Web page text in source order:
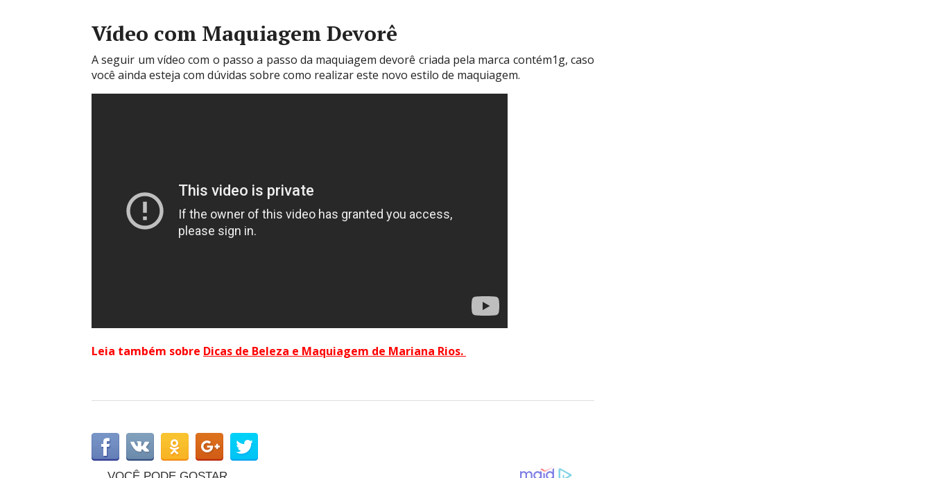
Vídeo com Maquiagem Devorê
A seguir um vídeo com o passo a passo da maquiagem devorê criada pela marca contém1g, caso
você ainda esteja com dúvidas sobre como realizar este novo estilo de maquiagem.
Leia também sobre Dicas de Beleza e Maquiagem de Mariana Rios.